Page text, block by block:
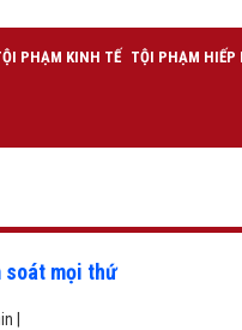
PHẠM KINH TẾ TỘI PHẠM HIẾP
soát mọi thứ